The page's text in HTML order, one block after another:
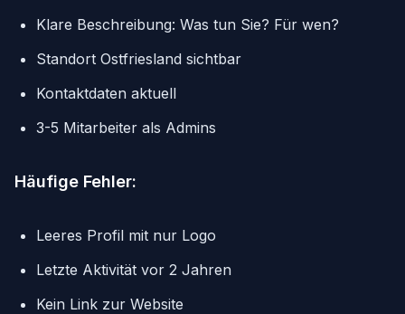
Klare Beschreibung: Was tun Sie? Für wen?
Standort Ostfriesland sichtbar
Kontaktdaten aktuell
3-5 Mitarbeiter als Admins
Häufige Fehler:
Leeres Profil mit nur Logo
Letzte Aktivität vor 2 Jahren
Kein Link zur Website